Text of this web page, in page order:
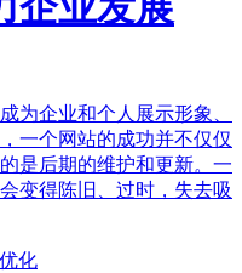
为企业和个人展示形象、
一个网站的成功并不仅仅
是后期的维护和更新。一
变得陈旧、过时，失去吸
化